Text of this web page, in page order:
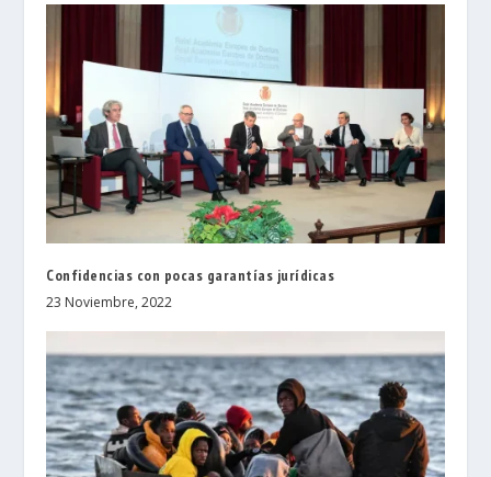
Confidencias con pocas garantías jurídicas
23 Noviembre, 2022